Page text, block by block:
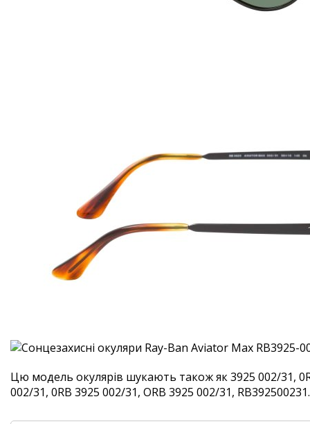
Цю модель окулярів шукають також як 3925 002/31,
002/31, 0RB 3925 002/31, ORB 3925 002/31,